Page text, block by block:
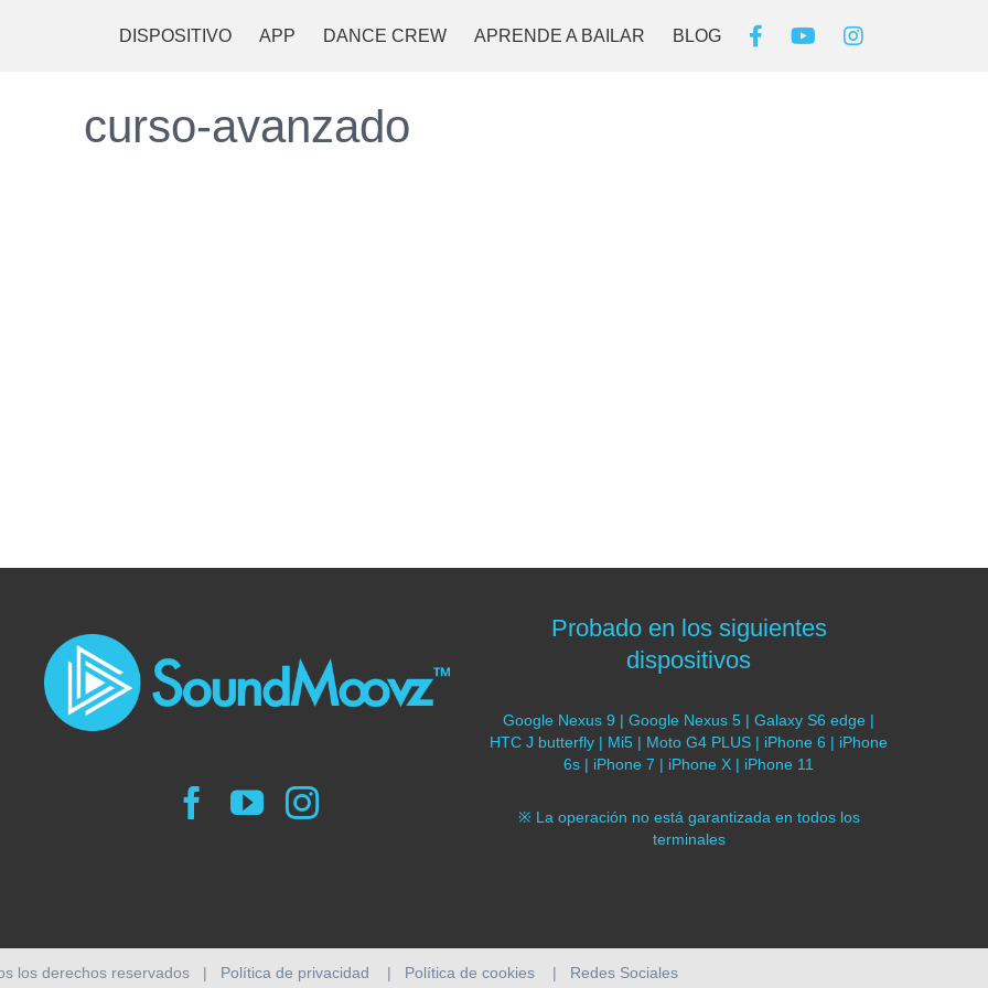
DISPOSITIVO APP DANCE CREW APRENDE A BAILAR BLOG
curso-avanzado
Probado en los siguientes
dispositivos
Google Nexus 9 | Google Nexus 5 | Galaxy S6 edge |
HTC J butterfly | Mi5 | Moto G4 PLUS | iPhone 6 | iPhone
6s | iPhone 7 | iPhone X | iPhone 11
※ La operación no está garantizada en todos los
terminales
los derechos reservados | Política de privacidad | Política de cookies | Redes Sociales